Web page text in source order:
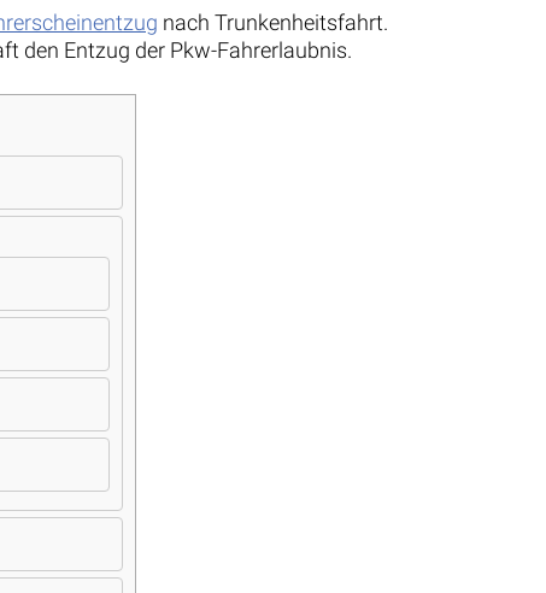
nach Trunkenheitsfahrt.
den Entzug der Pkw-Fahrerlaubnis.